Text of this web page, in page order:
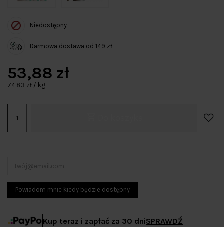
Niedostępny
Darmowa dostawa od 149 zł
53,88 zł
74,83 zł / kg
Kup teraz i zapłać za 30 dniSPRAWDŹ